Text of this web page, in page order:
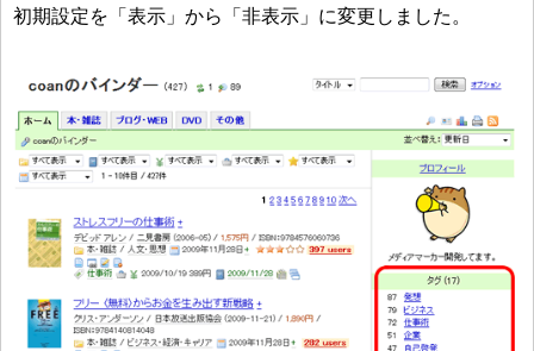
初期設定を「表示」から「非表示」に変更しました。